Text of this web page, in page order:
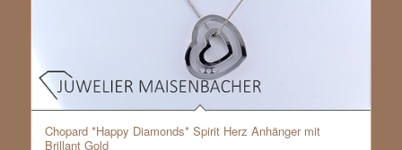
Chopard *Happy Diamonds* Spirit Herz Anhänger mit
Brillant Gold